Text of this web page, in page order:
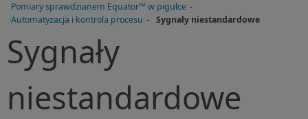
Pomiary sprawdzianem Equator™ w pigułce -
Automatyzacja i kontrola procesu - Sygnały niestandardowe
Sygnały
niestandardowe